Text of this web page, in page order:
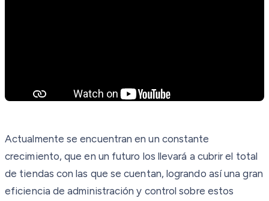
Actualmente se encuentran en un constante
crecimiento, que en un futuro los llevará a cubrir el total
de tiendas con las que se cuentan, logrando así una gran
eficiencia de administración y control sobre estos